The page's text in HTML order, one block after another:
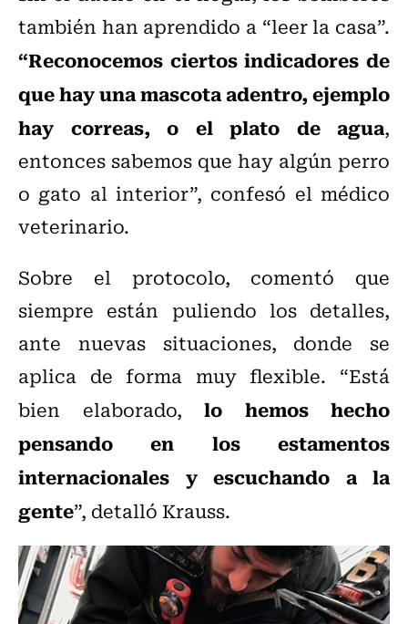
también han aprendido a “leer la casa”.
“Reconocemos ciertos indicadores de
que hay una mascota adentro, ejemplo
hay correas, o el plato de agua,
entonces sabemos que hay algún perro
o gato al interior”, confesó el médico
veterinario.
Sobre el protocolo, comentó que
siempre están puliendo los detalles,
ante nuevas situaciones, donde se
aplica de forma muy flexible. “Está
bien elaborado, lo hemos hecho
pensando en los estamentos
internacionales y escuchando a la
gente”, detalló Krauss.